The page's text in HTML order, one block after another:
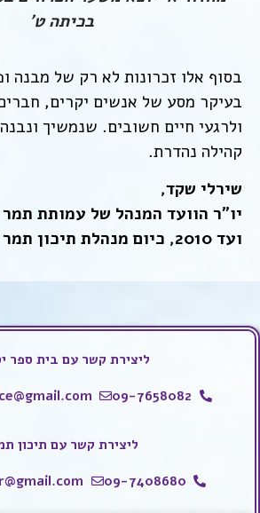
בכיתה ט'
בסוף אלו זכרונות לא רק של מבנה
בעיקר מסע של אנשים יקרים,
ולרגעי חיים חשובים. שנמשיך
קהילה נהדרת.
שירלי שקד,
יו"ר הוועד המנהל של עמותת
ועד 2010, כיום מנהלת תיכון תמר
ליצירת קשר עם בית ספר
09-7658082
ליצירת קשר עם תיכון
09-7408680